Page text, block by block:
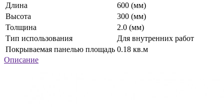
Длина
600 (мм)
Высота
300 (мм)
Толщина
2.0 (мм)
Тип использования
Для внутренних работ
Покрываемая панелью площадь 0.18 кв.м
Описание